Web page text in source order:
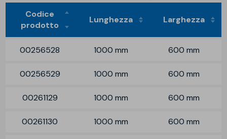
Codice
prodotto
Lunghezza Larghezza
00256528 1000 mm 600 mm
00256529 1000 mm 600 mm
00261129 1000 mm 600 mm
00261130 1000 mm 600 mm